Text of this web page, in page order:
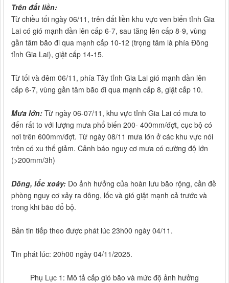
Trên đất liền:
Từ chiều tối ngày 06/11, trên đất liền khu vực ven biển tỉnh Gia
Lai có gió mạnh dần lên cấp 6-7, sau tăng lên cấp 8-9, vùng
gần tâm bão đi qua mạnh cấp 10-12 (trọng tâm là phía Đông
tỉnh Gia Lai), giật cấp 14-15.
Từ tối và đêm 06/11, phía Tây tỉnh Gia Lai gió mạnh dần lên
cấp 6-7, vùng gần tâm bão đi qua mạnh cấp 8, giật cấp 10.
Mưa lớn: Từ ngày 06-07/11, khu vực tỉnh Gia Lai có mưa to
đến rất to với lượng mưa phổ biến 200- 400mm/đợt, cục bộ có
nơi trên 600mm/đợt. Từ ngày 08/11 mưa lớn ở các khu vực nói
trên có xu thế giảm. Cảnh báo nguy cơ mưa có cường độ lớn
(>200mm/3h)
Dông, lốc xoáy: Do ảnh hưởng của hoàn lưu bão rộng, cần đề
phòng nguy cơ xảy ra dông, lốc và gió giật mạnh cả trước và
trong khi bão đổ bộ.
Bản tin tiếp theo được phát lúc 23h00 ngày 04/11.
Tin phát lúc: 20h00 ngày 04/11/2025.
Phụ Lục 1: Mô tả cấp gió bão và mức độ ảnh hưởng